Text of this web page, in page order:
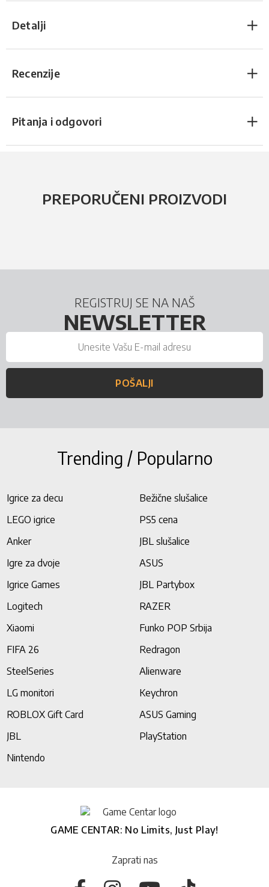
Detalji
Recenzije
Pitanja i odgovori
PREPORUČENI PROIZVODI
REGISTRUJ SE NA NAŠ
NEWSLETTER
POŠALJI
Trending / Popularno
Igrice za decu
Bežične slušalice
LEGO igrice
PS5 cena
Anker
JBL slušalice
Igre za dvoje
ASUS
Igrice Games
JBL Partybox
Logitech
RAZER
Xiaomi
Funko POP Srbija
FIFA 26
Redragon
SteelSeries
Alienware
LG monitori
Keychron
ROBLOX Gift Card
ASUS Gaming
JBL
PlayStation
Nintendo
GAME CENTAR: No Limits, Just Play!
Zaprati nas